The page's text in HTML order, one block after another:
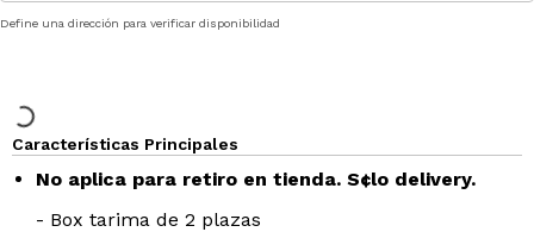
Define una dirección para verificar disponibilidad
Características Principales
No aplica para retiro en tienda. S¢lo delivery.
- Box tarima de 2 plazas